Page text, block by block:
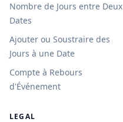
Nombre de Jours entre Deux
Dates
Ajouter ou Soustraire des
Jours à une Date
Compte à Rebours
d'Événement
LEGAL